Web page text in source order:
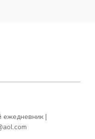
ежедневник |